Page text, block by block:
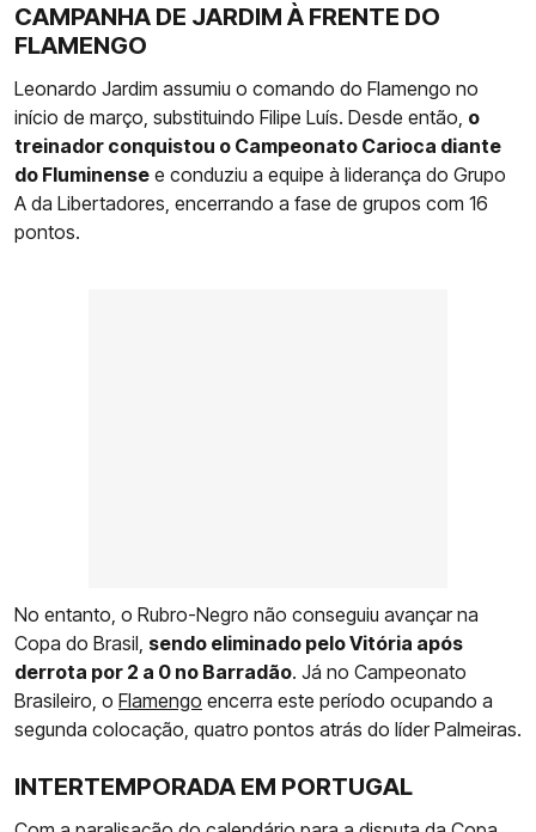
CAMPANHA DE JARDIM À FRENTE DO
FLAMENGO
Leonardo Jardim assumiu o comando do Flamengo no
início de março, substituindo Filipe Luís. Desde então, o
treinador conquistou o Campeonato Carioca diante
do Fluminense e conduziu a equipe à liderança do Grupo
A da Libertadores, encerrando a fase de grupos com 16
pontos.
No entanto, o Rubro-Negro não conseguiu avançar na
Copa do Brasil, sendo eliminado pelo Vitória após
derrota por 2 a 0 no Barradão. Já no Campeonato
Brasileiro, o Flamengo encerra este período ocupando a
segunda colocação, quatro pontos atrás do líder Palmeiras.
INTERTEMPORADA EM PORTUGAL